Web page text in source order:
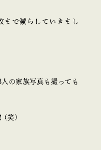
まで減らしていきまし
の家族写真も撮っても
(笑)